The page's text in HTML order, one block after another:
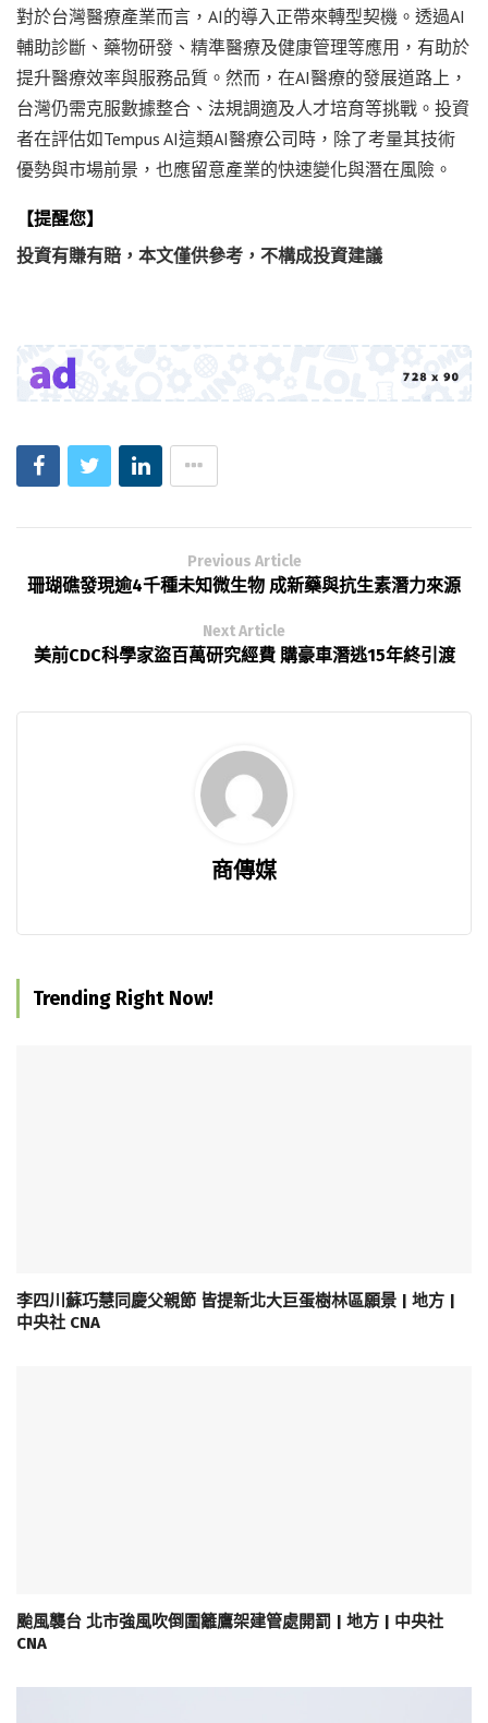
對於台灣醫療產業而言，AI的導入正帶來轉型契機。透過AI
輔助診斷、藥物研發、精準醫療及健康管理等應用，有助於
提升醫療效率與服務品質。然而，在AI醫療的發展道路上，
台灣仍需克服數據整合、法規調適及人才培育等挑戰。投資
者在評估如Tempus AI這類AI醫療公司時，除了考量其技術
優勢與市場前景，也應留意產業的快速變化與潛在風險。
【提醒您】
投資有賺有賠，本文僅供參考，不構成投資建議
Previous Article
珊瑚礁發現逾4千種未知微生物 成新藥與抗生素潛力來源
Next Article
美前CDC科學家盜百萬研究經費 購豪車潛逃15年終引渡
商傳媒
Trending Right Now!
李四川蘇巧慧同慶父親節 皆提新北大巨蛋樹林區願景 | 地方 |
中央社 CNA
颱風襲台 北市強風吹倒圍籬鷹架建管處開罰 | 地方 | 中央社
CNA